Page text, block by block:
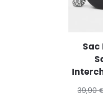
Sac
39,90